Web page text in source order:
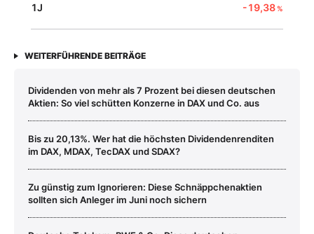
1J -19,38%
WEITERFÜHRENDE BEITRÄGE
Dividenden von mehr als 7 Prozent bei diesen deutschen
Aktien: So viel schütten Konzerne in DAX und Co. aus
Bis zu 20,13%. Wer hat die höchsten Dividendenrenditen
im DAX, MDAX, TecDAX und SDAX?
Zu günstig zum Ignorieren: Diese Schnäppchenaktien
sollten sich Anleger im Juni noch sichern